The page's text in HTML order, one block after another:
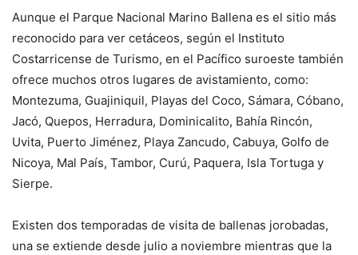
Aunque el Parque Nacional Marino Ballena es el sitio más
reconocido para ver cetáceos, según el Instituto
Costarricense de Turismo, en el Pacífico suroeste también
ofrece muchos otros lugares de avistamiento, como:
Montezuma, Guajiniquil, Playas del Coco, Sámara, Cóbano,
Jacó, Quepos, Herradura, Dominicalito, Bahía Rincón,
Uvita, Puerto Jiménez, Playa Zancudo, Cabuya, Golfo de
Nicoya, Mal País, Tambor, Curú, Paquera, Isla Tortuga y
Sierpe.
Existen dos temporadas de visita de ballenas jorobadas,
una se extiende desde julio a noviembre mientras que la